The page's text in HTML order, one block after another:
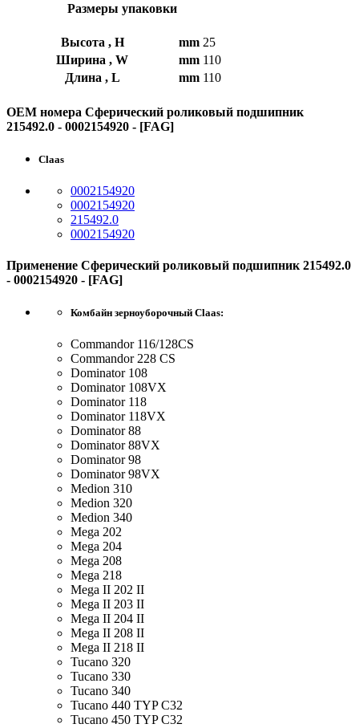
Размеры упаковки
Высота , H mm 25
Ширина , W
mm 110
Длина , L
mm 110
OEM номера Сферический роликовый подшипник
215492.0 - 0002154920 - [FAG]
Claas
0002154920
0002154920
215492.0
0002154920
Применение Сферический роликовый подшипник 215492.0
- 0002154920 - [FAG]
Комбайн зерноуборочный Claas:
Commandor 116/128CS
Commandor 228 CS
Dominator 108
Dominator 108VX
Dominator 118
Dominator 118VX
Dominator 88
Dominator 88VX
Dominator 98
Dominator 98VX
Medion 310
Medion 320
Medion 340
Mega 202
Mega 204
Mega 208
Mega 218
Mega II 202 II
Mega II 203 II
Mega II 204 II
Mega II 208 II
Mega II 218 II
Tucano 320
Tucano 330
Tucano 340
Tucano 440 TYP C32
Tucano 450 TYP C32